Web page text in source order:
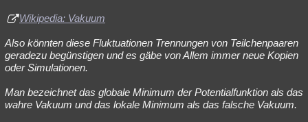
Wikipedia: Vakuum
Also könnten diese Fluktuationen Trennungen von Teilchenpaaren
geradezu begünstigen und es gäbe von Allem immer neue Kopien
oder Simulationen.
Man bezeichnet das globale Minimum der Potentialfunktion als das
wahre Vakuum und das lokale Minimum als das falsche Vakuum.